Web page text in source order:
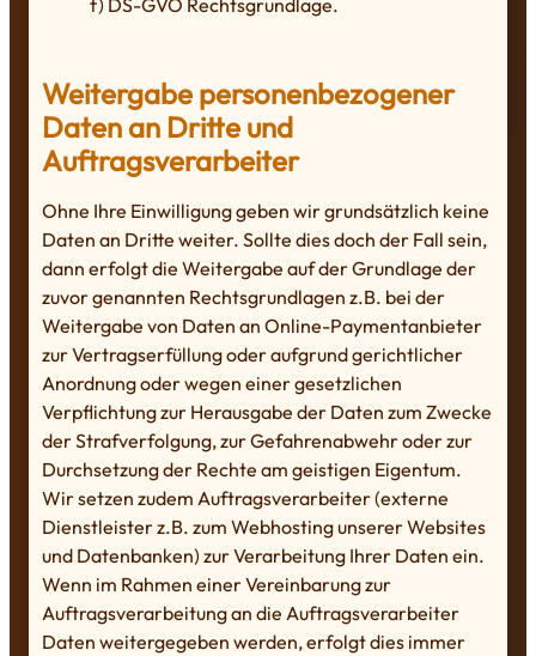
f) DS-GVO Rechtsgrundlage.
Weitergabe personenbezogener
Daten an Dritte und
Auftragsverarbeiter
Ohne Ihre Einwilligung geben wir grundsätzlich keine
Daten an Dritte weiter. Sollte dies doch der Fall sein,
dann erfolgt die Weitergabe auf der Grundlage der
zuvor genannten Rechtsgrundlagen z.B. bei der
Weitergabe von Daten an Online-Paymentanbieter
zur Vertragserfüllung oder aufgrund gerichtlicher
Anordnung oder wegen einer gesetzlichen
Verpflichtung zur Herausgabe der Daten zum Zwecke
der Strafverfolgung, zur Gefahrenabwehr oder zur
Durchsetzung der Rechte am geistigen Eigentum.
Wir setzen zudem Auftragsverarbeiter (externe
Dienstleister z.B. zum Webhosting unserer Websites
und Datenbanken) zur Verarbeitung Ihrer Daten ein.
Wenn im Rahmen einer Vereinbarung zur
Auftragsverarbeitung an die Auftragsverarbeiter
Daten weitergegeben werden, erfolgt dies immer